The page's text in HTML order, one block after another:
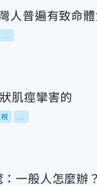
人普遍有致命體
肌痙攣害的
一般人怎麼辦？